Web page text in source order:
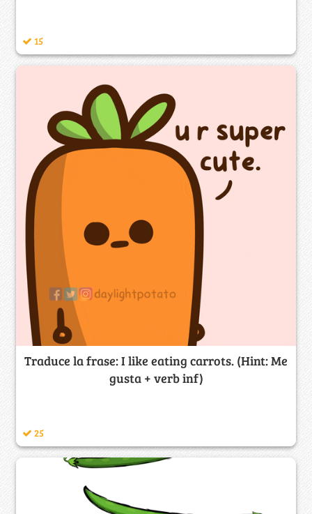
15
Traduce la frase: I like eating carrots. (Hint: Me
gusta + verb inf)
25